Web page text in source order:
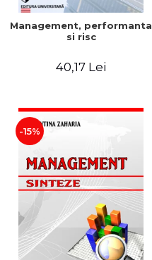
Management, performanta
si risc
40,17 Lei
-15%